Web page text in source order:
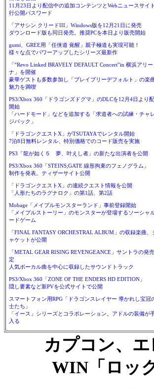
11月23日より配信中の追加コンテンツとWebニュースサイ
行公開パスワード
「アサシン クリードIII」Windows版を12月21日に発売
ダウンロード版も同日発売。推奨PCを本日より販売開始
gumi、GREE用「任侠道 覚醒」親子極道も実現可能！
様々な点でパワーアップしたシリーズ最新作
「“Revo Linked BRAVELY DEFAULT Concert”in 横浜アリー
ナ」を開催
豪華ゲストも多数参加し「ブレイブリーデフォルト」の楽
魅力を満喫
PS3/Xbox 360「ドラゴンズドグマ」のDLCを12月4日より
開始
「ハードモード」などを追加する「求道者への試練・チャ
ジパック」
「ドラゴンクエストX」がTSUTAYAでレンタル開始
7泊8日無料レンタル、特別価格でのコード販売を実施
PS3「龍が如く５ 夢、叶えし者」の新たな出演者を公開
PS3/Xbox 360「STEINS;GATE 線形拘束のフェノグラム」
制作を発表。ティザーサイト公開
「ドラゴンクエストX」の連続クエスト情報を公開
「人形たちのラグナロク」の第1話、第2話
Mobage「メイプルモンスターランド」事前登録開始
「メイプルストーリー」のモンスターが登場するソーシャ
ードゲーム
「FINAL FANTASY ORCHESTRAL ALBUM」の収録楽曲、
ャケットが公開
「METAL GEAR RISING REVENGEANCE」サントラの発
定
人気ボーカル曲を中心に収録したサウンドトラック
PS3/Xbox 360「ZONE OF THE ENDERS HD EDITION」
隠し要素など新PVを公式サイトで公開
スマートフォン用RPG「ドラゴンスレイヤー 導かれし宝冠
士たち」
「イース」シリーズとコラボレーション。アドルの装備が
入る
カプコン、
WIN「ロッ